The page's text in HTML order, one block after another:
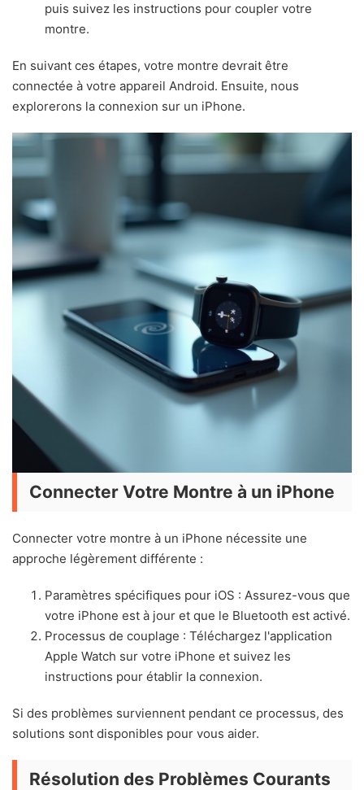
puis suivez les instructions pour coupler votre
montre.
En suivant ces étapes, votre montre devrait être
connectée à votre appareil Android. Ensuite, nous
explorerons la connexion sur un iPhone.
Connecter Votre Montre à un iPhone
Connecter votre montre à un iPhone nécessite une
approche légèrement différente :
Paramètres spécifiques pour iOS : Assurez-vous que
votre iPhone est à jour et que le Bluetooth est activé.
Processus de couplage : Téléchargez l'application
Apple Watch sur votre iPhone et suivez les
instructions pour établir la connexion.
Si des problèmes surviennent pendant ce processus, des
solutions sont disponibles pour vous aider.
Résolution des Problèmes Courants